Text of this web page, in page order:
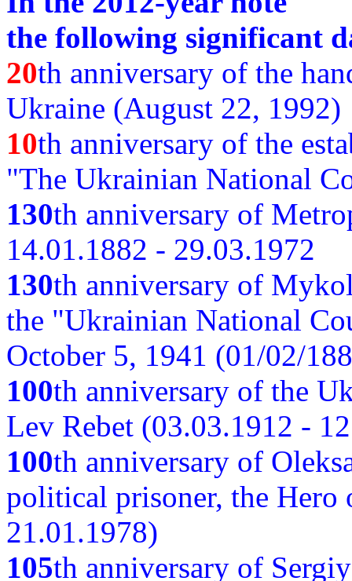
the following significant
20th anniversary of the
Ukraine (August 22, 1992)
10th anniversary of the
"The Ukrainian National
130th anniversary of
14.01.1882 - 29.03.1972
130th anniversary of
the "Ukrainian National
October 5, 1941 (01/02/
100th anniversary of the
Lev Rebet (03.03.1912 -
100th anniversary of
political prisoner, the
21.01.1978)
105th anniversary of